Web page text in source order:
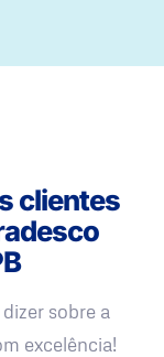
clientes
sobre a
excelência!